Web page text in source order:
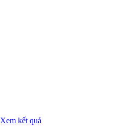
Xem kết quả